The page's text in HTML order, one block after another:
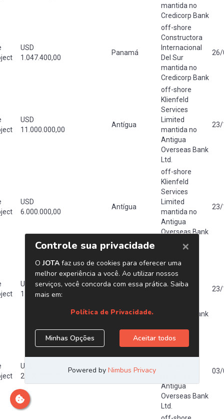
mantida no
Credicorp Bank
USD
1.047.400,00
Panamá
off-shore
Constructora
Internacional
Del Sur
mantida no
Credicorp Bank
USD
11.000.000,00
Antígua
off-shore
Klienfeld
Services
Limited
mantida no
Antigua
Overseas Bank
Ltd.
USD
6.000.000,00
Antígua
off-shore
Klienfeld
Services
Limited
mantida no
Antigua
Overseas Bank
USD
10.000.000,00
Antígua
Klienfeld
Services
Limited
Overseas Bank
USD
2.500.000,00
Antígua
off-shore
Klienfeld
Services
Antigua
Overseas Bank
Ltd.
03/